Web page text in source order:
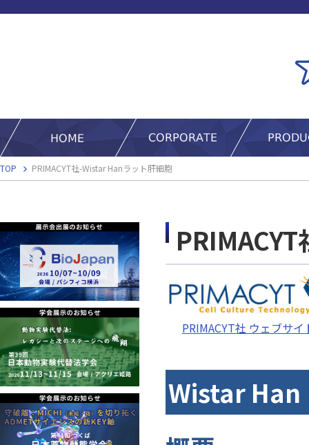
TOP PRIMACYT社-Wistar Hanラット肝細胞
PRIMACYT社 ウェブサイ
Wistar Han